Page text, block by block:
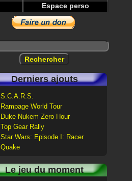
Espace perso
Derniers ajouts
S.C.A.R.S.
Rampage World Tour
Duke Nukem Zero Hour
Top Gear Rally
Star Wars: Episode I: Racer
Quake
Le jeu du moment